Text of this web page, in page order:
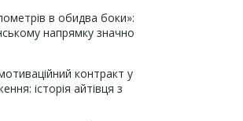
в обидва боки»:
напрямку значно
контракт у
історія айтівця з